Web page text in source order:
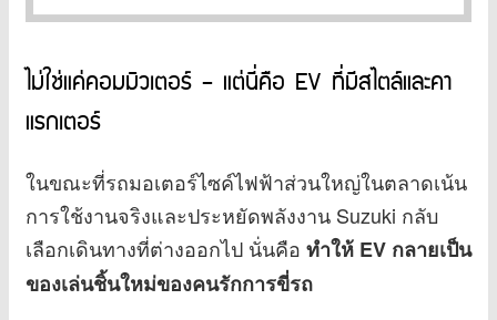
ไม่ใช่แค่คอมมิวเตอร์ – แต่นี่คือ EV ที่มีสไตล์และคา
แรกเตอร์
ในขณะที่รถมอเตอร์ไซค์ไฟฟ้าส่วนใหญ่ในตลาดเน้น
การใช้งานจริงและประหยัดพลังงาน Suzuki กลับ
เลือกเดินทางที่ต่างออกไป นั่นคือ ทำให้ EV กลายเป็น
ของเล่นชิ้นใหม่ของคนรักการขี่รถ